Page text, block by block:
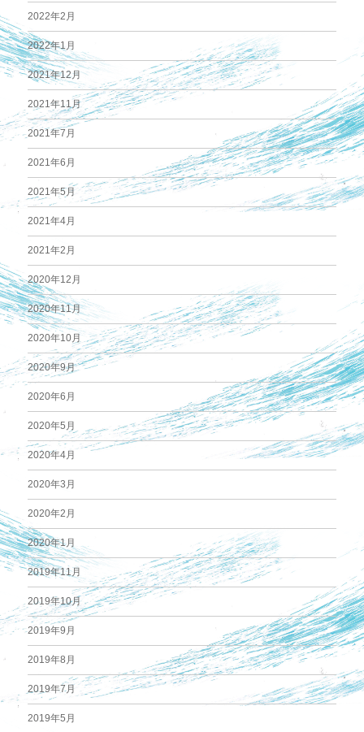
2022年2月
2022年1月
2021年12月
2021年11月
2021年7月
2021年6月
2021年5月
2021年4月
2021年2月
2020年12月
2020年11月
2020年10月
2020年9月
2020年6月
2020年5月
2020年4月
2020年3月
2020年2月
2020年1月
2019年11月
2019年10月
2019年9月
2019年8月
2019年7月
2019年5月